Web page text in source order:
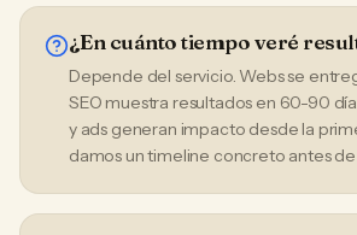
¿En cuánto tiempo veré
Depende del servicio. Webs se
SEO muestra resultados en 60-90
y ads generan impacto desde la
damos un timeline concreto antes